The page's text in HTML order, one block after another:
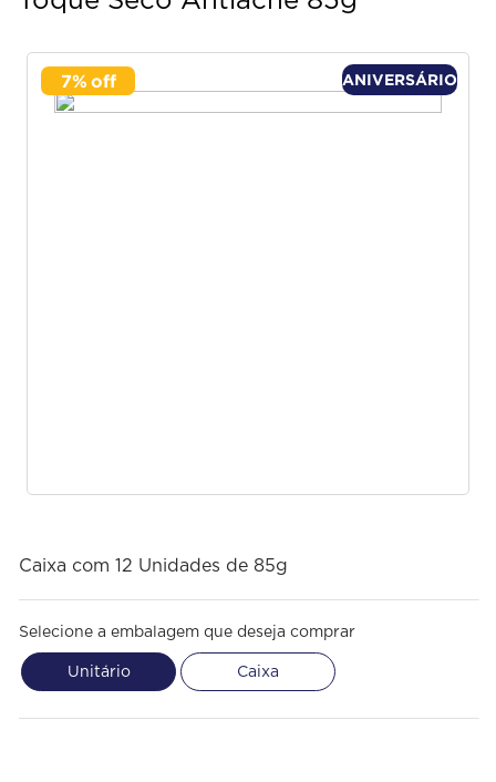
ANIVERSÁRIO
7%
Caixa com 12 Unidades de 85g
Selecione a embalagem que deseja comprar
Unitário Caixa